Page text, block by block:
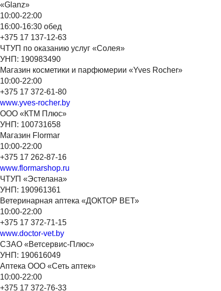
«Glanz»
10:00-22:00
16:00-16:30 обед
+375 17 137-12-63
ЧТУП по оказанию услуг «Солея»
УНП: 190983490
Магазин косметики и парфюмерии «Yves Rocher»
10:00-22:00
+375 17 372-61-80
www.yves-rocher.by
ООО «КТМ Плюс»
УНП: 100731658
Магазин Flormar
10:00-22:00
+375 17 262-87-16
www.flormarshop.ru
ЧТУП «Эстелана»
УНП: 190961361
Ветеринарная аптека «ДОКТОР ВЕТ»
10:00-22:00
+375 17 372-71-15
www.doctor-vet.by
СЗАО «Ветсервис-Плюс»
УНП: 190616049
Аптека ООО «Сеть аптек»
10:00-22:00
+375 17 372-76-33